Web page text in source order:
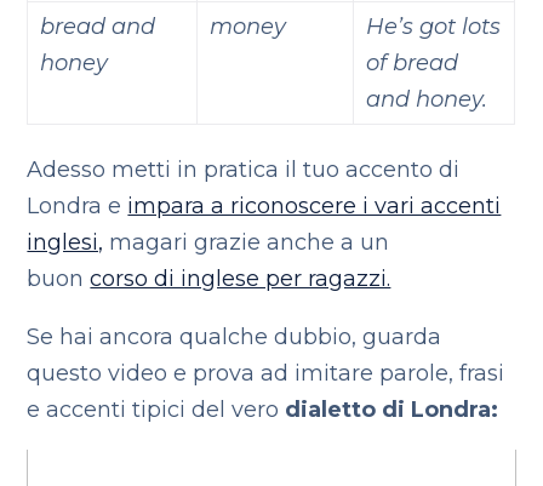
bread and
honey
money
He’s got lots
of bread
and honey.
Adesso metti in pratica il tuo accento di
Londra e impara a riconoscere i vari accenti
inglesi, magari grazie anche a un
buoncorso di inglese per ragazzi.
Se hai ancora qualche dubbio, guarda
questo video e prova ad imitare parole, frasi
e accenti tipici del vero dialetto di Londra: